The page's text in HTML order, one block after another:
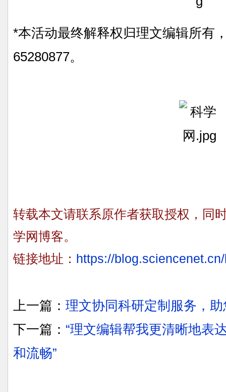
*本活动最终解释权归理文编辑所有
65280877。
转载本文请联系原作者获取授权，同
学网博客。
链接地址： https://
上一篇： 理文协同科研定制服务，
下一篇： “理文编辑帮我更清晰地表
和流畅”